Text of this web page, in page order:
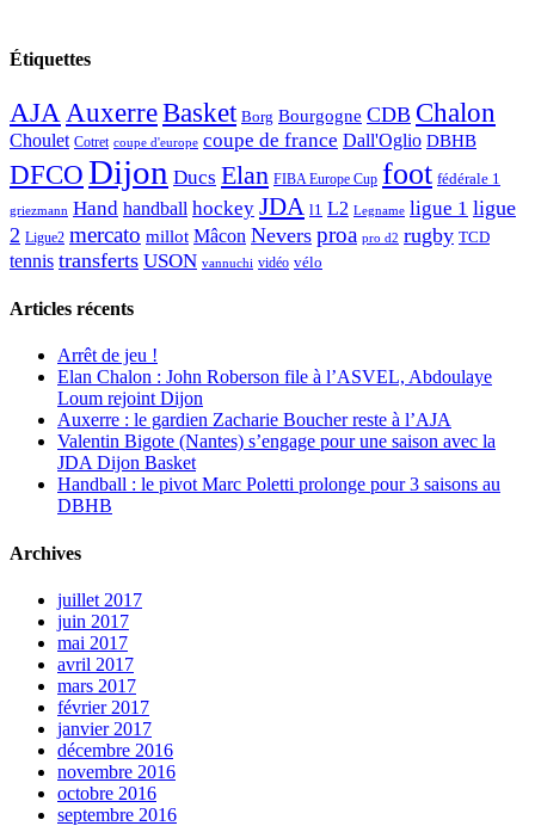
Étiquettes
AJA AuxerreBasket Borg Bourgogne CDB Chalon
Choulet Cotret coupe d'europe coupe de france Dall'Oglio DBHB
DFCODijon Ducs Elan FIBA Europe Cup foot fédérale 1
griezmann Hand handball hockey JDA l1 L2 Legname ligue 1 ligue
2 Ligue2 mercato millot Mâcon Nevers proa pro d2 rugby TCD
tennis transferts USON vannuchi vidéo vélo
Articles récents
Arrêt de jeu !
Elan Chalon : John Roberson file à l’ASVEL, Abdoulaye
Loum rejoint Dijon
Auxerre : le gardien Zacharie Boucher reste à l’AJA
Valentin Bigote (Nantes) s’engage pour une saison avec la
JDA Dijon Basket
Handball : le pivot Marc Poletti prolonge pour 3 saisons au
DBHB
Archives
juillet 2017
juin 2017
mai 2017
avril 2017
mars 2017
février 2017
janvier 2017
décembre 2016
novembre 2016
octobre 2016
septembre 2016